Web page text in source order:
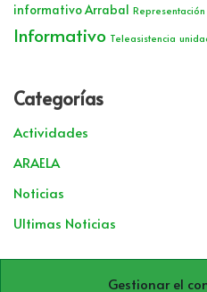
Gestionar el
informativo Arrabal Representación
Informativo Teleasistencia
Categorías
Actividades
ARAELA
Noticias
Ultimas Noticias